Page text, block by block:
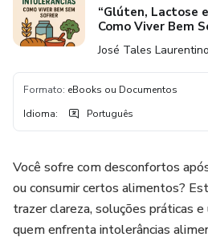
“Glúten, Lactose
Como Viver Bem
José Tales
Formato: eBooks ou Documentos
Idioma: Português
Você sofre com desconfortos
ou consumir certos alimentos?
trazer clareza, soluções práticas
quem enfrenta intolerâncias